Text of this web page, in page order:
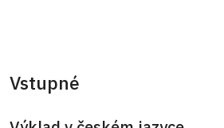
10.00 –
28.
12.
Vstupné